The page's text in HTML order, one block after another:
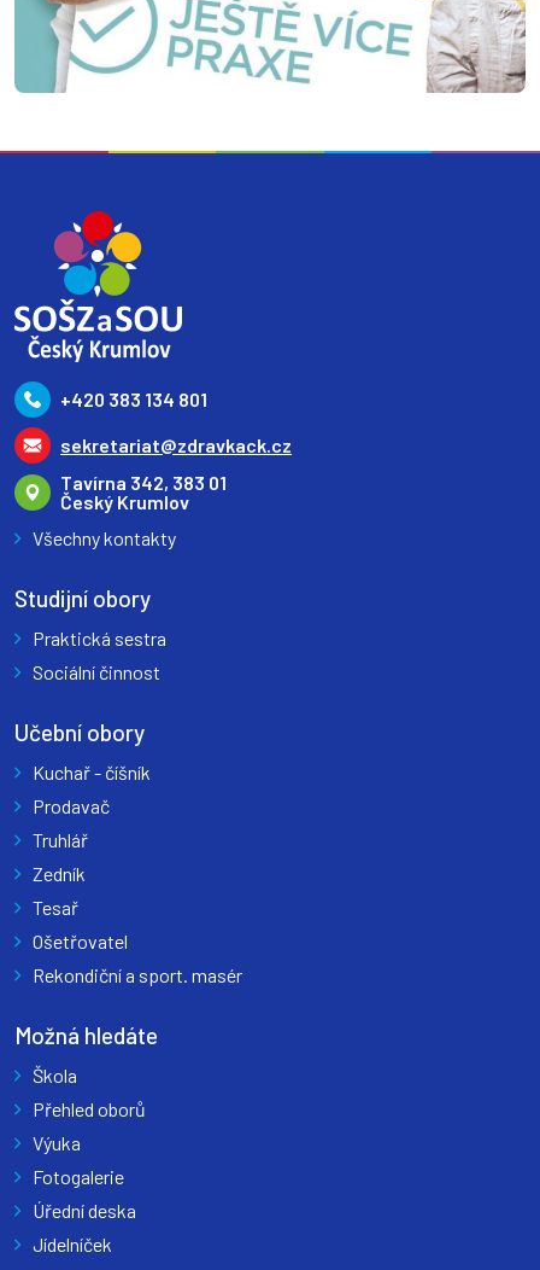
+420 383 134 801
sekretariat@zdravkack.cz
Tavírna 342, 383 01
Český Krumlov
Všechny kontakty
Studijní obory
Praktická sestra
Sociální činnost
Učební obory
Kuchař - číšník
Prodavač
Truhlář
Zedník
Tesař
Ošetřovatel
Rekondiční a sport. masér
Možná hledáte
Škola
Přehled oborů
Výuka
Fotogalerie
Úřední deska
Jídelníček